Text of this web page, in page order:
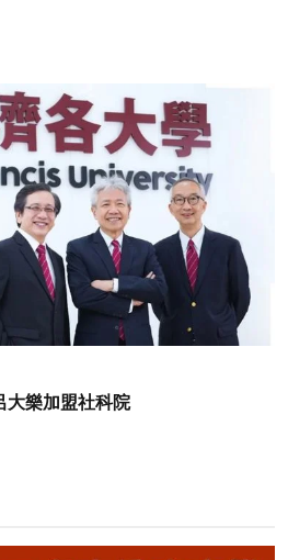
大樂加盟社科院